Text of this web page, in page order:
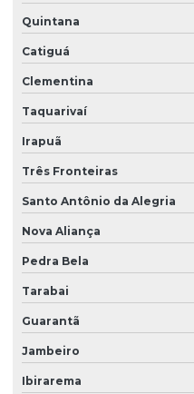
Quintana
Catiguá
Clementina
Taquarivaí
Irapuã
Três Fronteiras
Santo Antônio da Alegria
Nova Aliança
Pedra Bela
Tarabai
Guarantã
Jambeiro
Ibirarema